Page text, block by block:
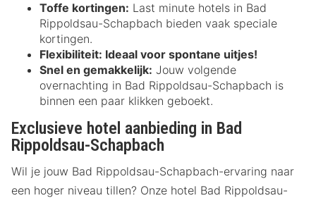
Toffe kortingen: Last minute hotels in Bad
Rippoldsau-Schapbach bieden vaak speciale
kortingen.
Flexibiliteit: Ideaal voor spontane uitjes!
Snel en gemakkelijk: Jouw volgende
overnachting in Bad Rippoldsau-Schapbach is
binnen een paar klikken geboekt.
Exclusieve hotel aanbieding in Bad
Rippoldsau-Schapbach
Wil je jouw Bad Rippoldsau-Schapbach-ervaring naar
een hoger niveau tillen? Onze hotel Bad Rippoldsau-